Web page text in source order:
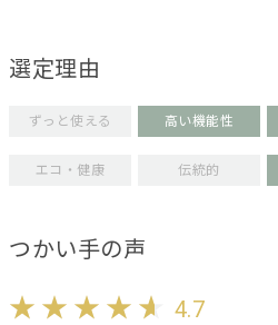
選定理由
ずっと使える 高い機能性
エコ・健康 伝統的
つかい手の声
4.7